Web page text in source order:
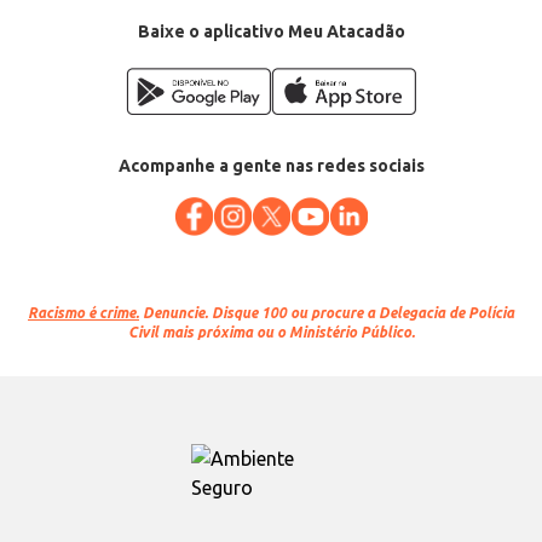
Baixe o aplicativo Meu Atacadão
Acompanhe a gente nas redes sociais
Racismo é crime. Denuncie. Disque 100 ou procure a Delegacia de Polícia
Civil mais próxima ou o Ministério Público.